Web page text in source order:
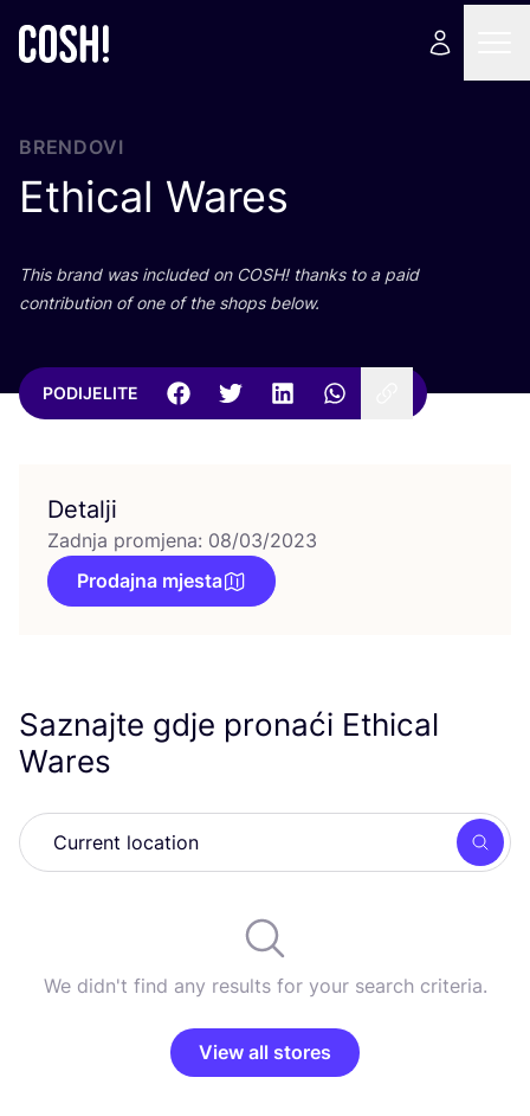
BRENDOVI
Ethical Wares
This brand was inclu­ded on COSH! than­ks to a paid
con­tri­bu­ti­on of one of the shops below.
PODIJELITE
Detalji
Zadnja promjena: 08/03/2023
Prodajna mjesta
Saznajte gdje pronaći Ethical
Wares
We didn't find any results for your search criteria.
View all stores